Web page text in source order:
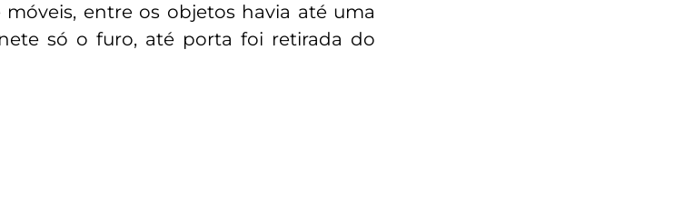
entre os objetos havia até uma
só o furo, até porta foi retirada do